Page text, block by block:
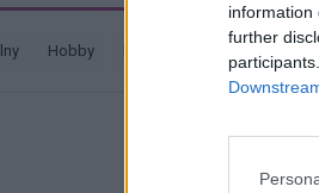
information
further
uwaga przyniosła się na ząb to tak,
przeniósł się na zupełnie inne miejsce
hobby